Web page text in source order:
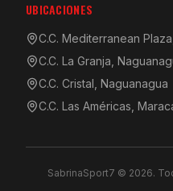
UBICACIONES
C.C. Mediterranean
C.C. La Granja,
C.C. Cristal, Naguanagua
C.C. Las Américas,
SabrinaSport7 © 2026.